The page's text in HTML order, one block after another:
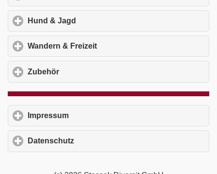
Hund & Jagd
Wandern & Freizeit
Zubehör
Impressum
Datenschutz